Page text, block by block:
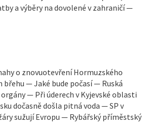
a výběry na dovolené v zahraničí —
o znovuotevření Hormuzského
— Jaké bude počasí — Ruská
— Při úderech v Kyjevské oblasti
dočasně došla pitná voda — SP v
sužují Evropu — Rybářský příměstský